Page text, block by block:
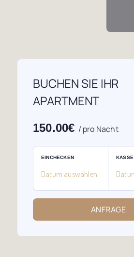
BUCHEN SIE IHR
APARTMENT
150.00€ / pro Nacht
EINCHECKEN KASSE
ANFRAGE